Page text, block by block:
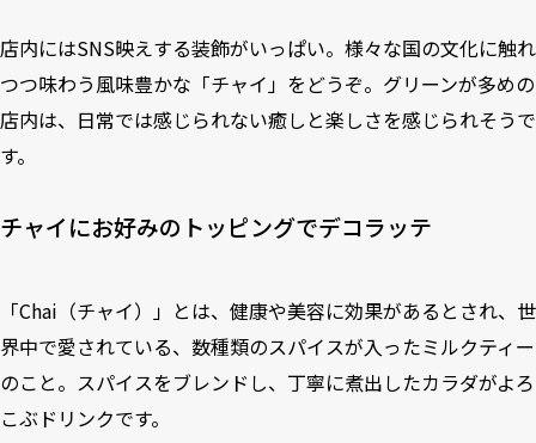
店内にはSNS映えする装飾がいっぱい。様々な国の文化に触れ
つつ味わう風味豊かな「チャイ」をどうぞ。グリーンが多めの
店内は、日常では感じられない癒しと楽しさを感じられそうで
す。
チャイにお好みのトッピングでデコラッテ
「Chai（チャイ）」とは、健康や美容に効果があるとされ、世
界中で愛されている、数種類のスパイスが入ったミルクティー
のこと。スパイスをブレンドし、丁寧に煮出したカラダがよろ
こぶドリンクです。